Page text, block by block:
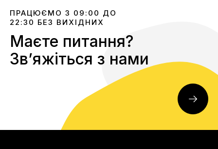
ПРАЦЮЄМО З 09:00 ДО
22:30 БЕЗ ВИХІДНИХ
Маєте питання?
Звʼяжіться з нами